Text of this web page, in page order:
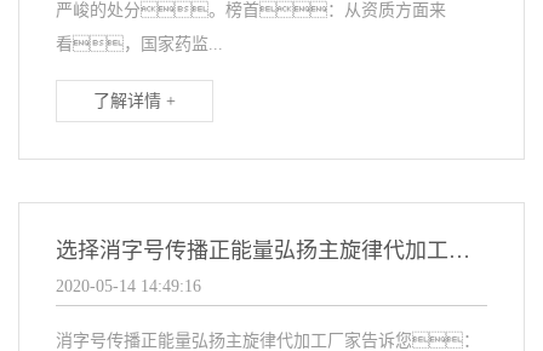
严峻的处分。榜首：从资质方面来
看，国家药监...
了解详情 +
选择消字号传播正能量弘扬主旋律代加工应该看看
2020-05-14 14:49:16
消字号传播正能量弘扬主旋律代加工厂家告诉您：